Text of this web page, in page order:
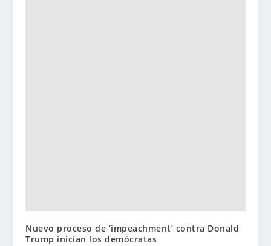
Nuevo proceso de ‘impeachment’ contra Donald
Trump inician los demócratas